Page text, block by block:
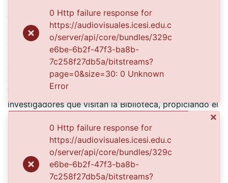
Valle del Cauca es responsabilidad de la Biblioteca
Departamental del Valle Jorge Garcés Borrero, por
convenio de cooperación suscrito con la Secretaria
del Cultura Departamental, con el fin de aunar
esfuerzos para su conservación, preservación y
divulgación del Archivo entre la comunidad
Vallecaucana, especialmente entre los estudiantes e
investigadores que visitan la Biblioteca, propiciando el
su uso y consulta permanente. La universidad Icesi es
un colaborador en el proceso de difusión, facilitando
la tecnología que permite la consulta de las imágenes.
Click on the image to open the gallery.
0 Http failure response for
https://audiovisuales.icesi.edu.c
o/server/api/core/bundles/329c
e6be-6b2f-47f3-ba8b-
7c258f27db5a/bitstreams?
page=0&size=30: 0 Unknown
Error
×
0 Http failure response for
https://audiovisuales.icesi.edu.c
o/server/api/core/bundles/329c
e6be-6b2f-47f3-ba8b-
7c258f27db5a/bitstreams?